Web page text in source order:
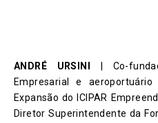
ANDRÉ URSINI
| Co-
Empresarial e
Expansão do ICIPAR
Diretor Superintendente da